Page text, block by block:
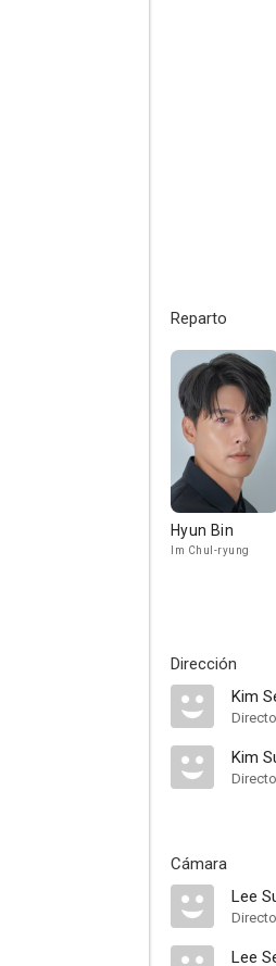
Reparto
Hyun Bin
Im Chul-ryung
Dirección
Kim
Kim
Cámara
Lee
Lee